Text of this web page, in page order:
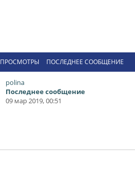
ПРОСМОТРЫ ПОСЛЕДНЕЕ СООБЩЕНИЕ
polina
Последнее сообщение
09 мар 2019, 00:51